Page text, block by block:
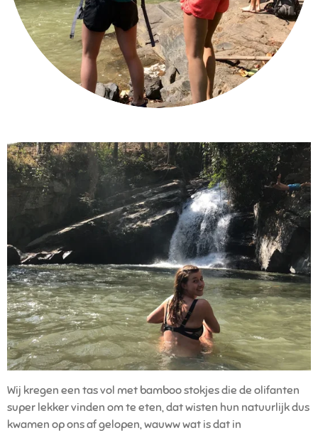
Wij kregen een tas vol met bamboo stokjes die de olifanten
super lekker vinden om te eten, dat wisten hun natuurlijk dus
kwamen op ons af gelopen, wauww wat is dat in